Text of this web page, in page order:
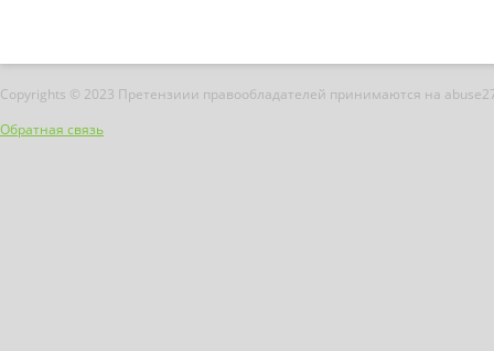
Copyrights © 2023 Претензиии правообладателей принимаются на
Обратная связь